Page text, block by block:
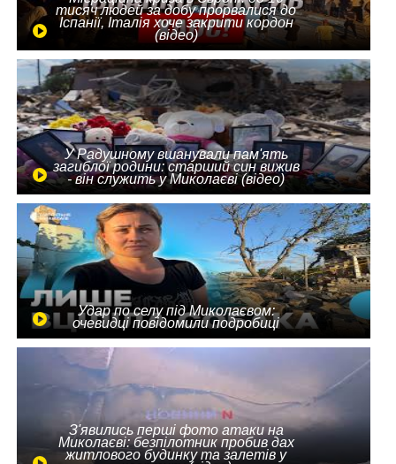
тисяч людей за добу прорвалися до
Іспанії, Італія хоче закрити кордон
(відео)
У Радушному вшанували пам'ять
загиблої родини: старший син вижив
- він служить у Миколаєві (відео)
Удар по селу під Миколаєвом:
очевидці повідомили подробиці
З'явились перші фото атаки на
Миколаєві: безпілотник пробив дах
житлового будинку та залетів у